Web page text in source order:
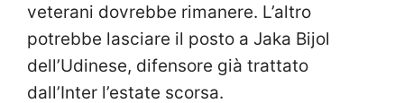
veterani dovrebbe rimanere. L’altro
potrebbe lasciare il posto a Jaka Bijol
dell’Udinese, difensore già trattato
dall’Inter l’estate scorsa.